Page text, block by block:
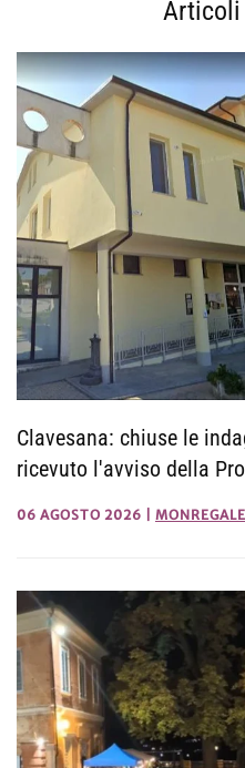
Articoli
Clavesana: chiuse le
ricevuto l'avviso della
06 AGOSTO 2026